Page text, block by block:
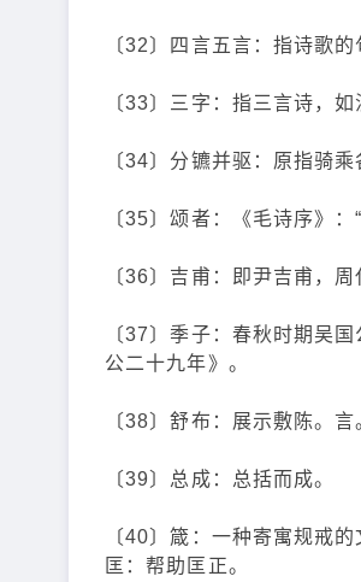
〔32〕四言五言：指诗歌的
〔33〕三字：指三言诗，
〔34〕分镳并驱：原指骑
〔35〕颂者：《毛诗序》
〔36〕吉甫：即尹吉甫，
〔37〕季子：春秋时期吴
公二十九年》。
〔38〕舒布：展示敷陈。言
〔39〕总成：总括而成。
〔40〕箴：一种寄寓规戒
匡：帮助匡正。